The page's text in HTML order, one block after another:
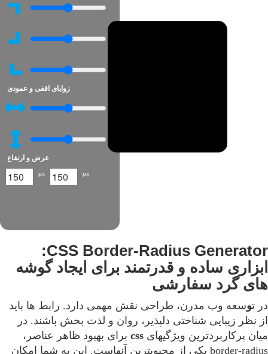
زوایای افقی و عمودی
عرض و ارتفاع
px px
CSS Border-Radius Generator:
ابزاری ساده و قدرتمند برای ایجاد گوشه
های گرد سفارشی
در توسعه وب مدرن، طراحی نقش مهمی دارد. رابط ها باید
از نظر زیبایی شناختی دلپذیر، روان و لذت بخش باشند. در
میان پرکاربردترین ویژگیهای css برای بهبود ظاهر عناصر،
border-radius یکی از محبوبترین آنهاست. این به شما امکان